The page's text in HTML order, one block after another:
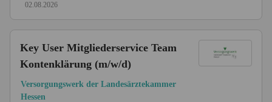
02.08.2026
Key User Mitgliederservice Team
Kontenklärung (m/w/d)
Versorgungswerk der Landesärztekammer
Hessen